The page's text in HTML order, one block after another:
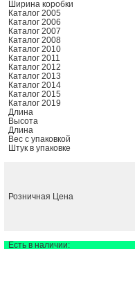
Ширина коробки
Каталог 2005
Каталог 2006
Каталог 2007
Каталог 2008
Каталог 2010
Каталог 2011
Каталог 2012
Каталог 2013
Каталог 2014
Каталог 2015
Каталог 2019
Длина
Высота
Длина
Вес с упаковкой
Штук в упаковке
Розничная Цена
Есть в наличии: